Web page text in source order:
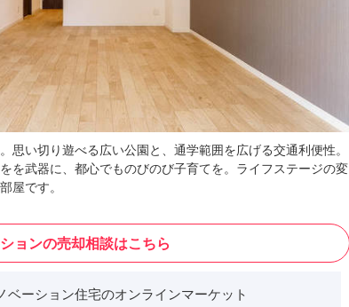
思い切り遊べる広い公園と、通学範囲を広げる交通利便性。
を武器に、都心でものびのび子育てを。ライフステージの変
屋です。
ョンの売却相談はこちら
ーション住宅のオンラインマーケット